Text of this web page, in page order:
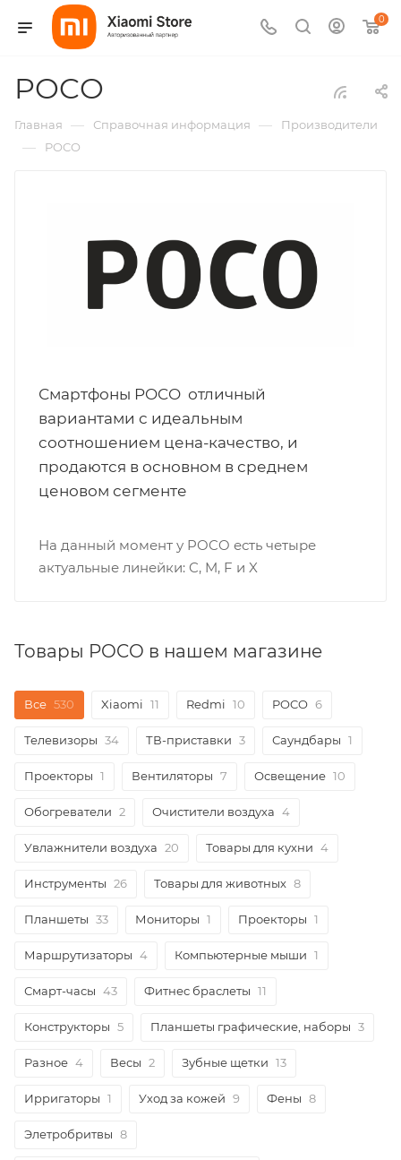
0
POCO
Главная — Справочная информация — Производители
— POCO
Смартфоны POCO отличный
вариантами с идеальным
соотношением цена-качество, и
продаются в основном в среднем
ценовом сегменте
На данный момент у POCO есть четыре
актуальные линейки: C, M, F и X
Товары POCO в нашем магазине
Все 530 Xiaomi 11 Redmi 10 POCO 6
Телевизоры 34 ТВ-приставки 3 Саундбары 1
Проекторы 1 Вентиляторы 7 Освещение 10
Обогреватели 2 Очистители воздуха 4
Увлажнители воздуха 20 Товары для кухни 4
Инструменты 26 Товары для животных 8
Планшеты 33 Мониторы 1 Проекторы 1
Маршрутизаторы 4 Компьютерные мыши 1
Смарт-часы 43 Фитнес браслеты 11
Конструкторы 5 Планшеты графические, наборы 3
Разное 4 Весы 2 Зубные щетки 13
Ирригаторы 1 Уход за кожей 9 Фены 8
Элетробритвы 8